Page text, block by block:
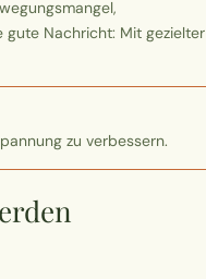
gute Nachricht: Mit gezielter
zu verbessern.